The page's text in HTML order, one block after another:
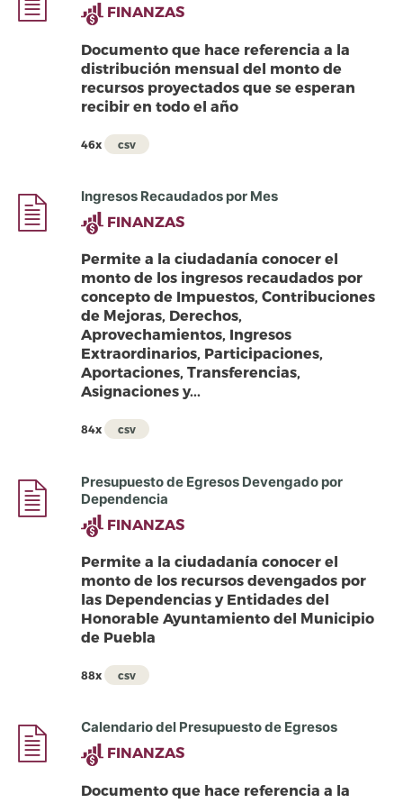
FINANZAS
Documento que hace referencia a la
distribución mensual del monto de
recursos proyectados que se esperan
recibir en todo el año
46x csv
Ingresos Recaudados por Mes
FINANZAS
Permite a la ciudadanía conocer el
monto de los ingresos recaudados por
concepto de Impuestos, Contribuciones
de Mejoras, Derechos,
Aprovechamientos, Ingresos
Extraordinarios, Participaciones,
Aportaciones, Transferencias,
Asignaciones y...
84x csv
Presupuesto de Egresos Devengado por
Dependencia
FINANZAS
Permite a la ciudadanía conocer el
monto de los recursos devengados por
las Dependencias y Entidades del
Honorable Ayuntamiento del Municipio
de Puebla
88x csv
Calendario del Presupuesto de Egresos
FINANZAS
Documento que hace referencia a la